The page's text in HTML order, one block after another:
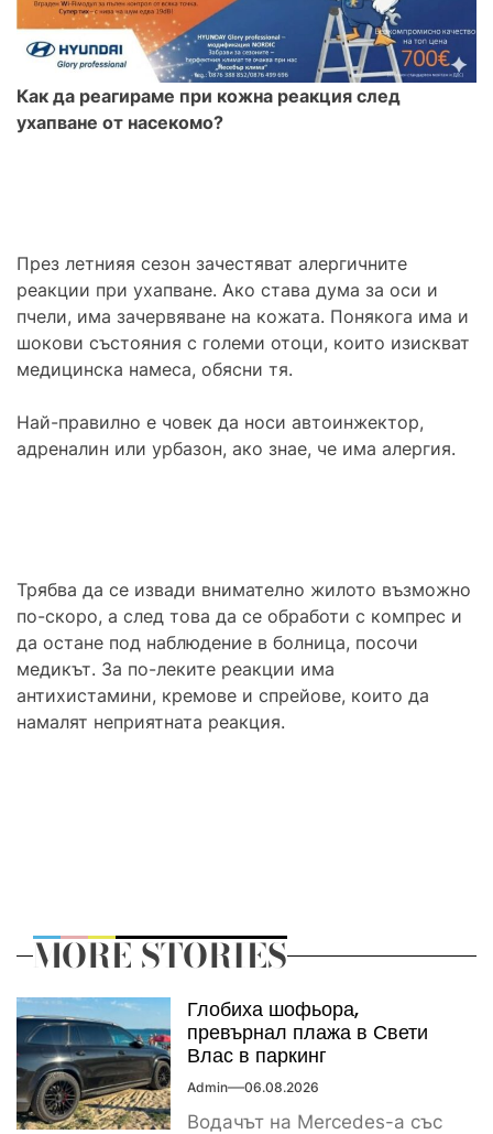
Как да реагираме при кожна реакция след
ухапване от насекомо?
През летнияя сезон зачестяват алергичните
реакции при ухапване. Ако става дума за оси и
пчели, има зачервяване на кожата. Понякога има и
шокови състояния с големи отоци, които изискват
медицинска намеса, обясни тя.
Най-правилно е човек да носи автоинжектор,
адреналин или урбазон, ако знае, че има алергия.
Трябва да се извади внимателно жилото възможно
по-скоро, а след това да се обработи с компрес и
да остане под наблюдение в болница, посочи
медикът. За по-леките реакции има
антихистамини, кремове и спрейове, които да
намалят неприятната реакция.
MORE STORIES
Глобиха шофьора,
превърнал плажа в Свети
Влас в паркинг
Admin 06.08.2026
Водачът на Mercedes-а със